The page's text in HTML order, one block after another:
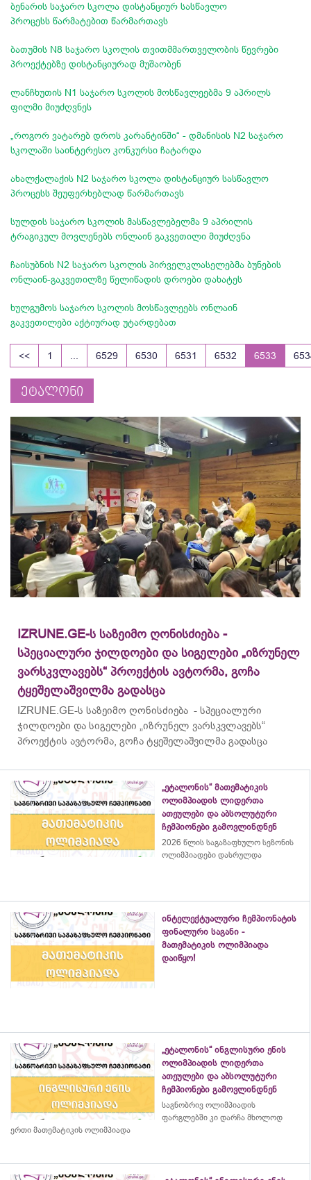
ბენარის საჯარო სკოლა დისტანციურ სასწავლო
პროცესს წარმატებით წარმართავს
ბათუმის N8 საჯარო სკოლის თვითმმართველობის წევრები
პროექტებზე დისტანციურად მუშაობენ
ლანჩხუთის N1 საჯარო სკოლის მოსწავლეებმა 9 აპრილს
ფილმი მიუძღვნეს
„როგორ ვატარებ დროს კარანტინში“ - დმანისის N2 საჯარო
სკოლაში საინტერესო კონკურსი ჩატარდა
ახალქალაქის N2 საჯარო სკოლა დისტანციურ სასწავლო
პროცესს შეუფერხებლად წარმართავს
სულდის საჯარო სკოლის მასწავლებელმა 9 აპრილის
ტრაგიკულ მოვლენებს ონლაინ გაკვეთილი მიუძღვნა
ჩაისუბნის N2 საჯარო სკოლის პირველკლასელებმა ბუნების
ონლაინ-გაკვეთილზე წელიწადის დროები დახატეს
ხულგუმოს საჯარო სკოლის მოსწავლეებს ონლაინ
გაკვეთილები აქტიურად უტარდებათ
<< 1 6529 6530 6531 6532 6533
ეტალონი
IZRUNE.GE-ს საზეიმო ღონისძიება -
სპეციალური ჯილდოები და სიგელები „იზრუნელ
ვარსკვლავებს“ პროექტის ავტორმა, გოჩა
ტყეშელაშვილმა გადასცა
IZRUNE.GE-ს საზეიმო ღონისძიება - სპეციალური
ჯილდოები და სიგელები „იზრუნელ ვარსკვლავებს“
პროექტის ავტორმა, გოჩა ტყეშელაშვილმა გადასცა
„ეტალონის“ მათემატიკის
ოლიმპიადის ლიდერთა
ათეულები და აბსოლუტური
ჩემპიონები გამოვლინდნენ
2026 წლის საგაზაფხულო სეზონის
ოლიმპიადები დასრულდა
ინტელექტუალური ჩემპიონატის
ფინალური საგანი -
მათემატიკის ოლიმპიადა
დაიწყო!
„ეტალონის“ ინგლისური ენის
ოლიმპიადის ლიდერთა
ათეულები და აბსოლუტური
ჩემპიონები გამოვლინდნენ
საგნობრივ ოლიმპიადის
ფარგლებში კი დარჩა მხოლოდ
ერთი მათემატიკის ოლიმპიადა